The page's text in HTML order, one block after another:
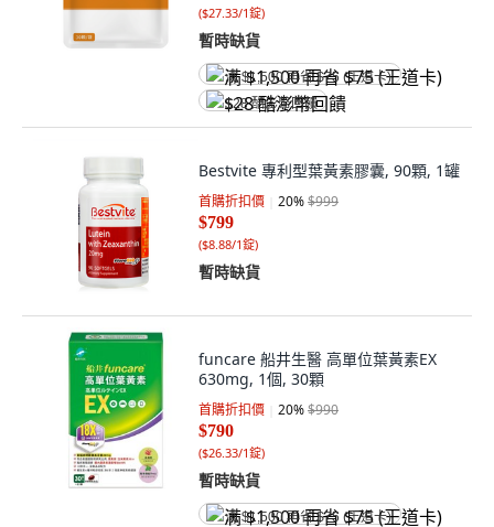
($27.33/1錠)
暫時缺貨
满 $1,500 再省 $75 (王道卡)
$28 酷澎幣回饋
Bestvite 專利型葉黃素膠囊, 90顆, 1罐
首購折扣價 20%$999
$799
($8.88/1錠)
暫時缺貨
funcare 船井生醫 高單位葉黃素EX
630mg, 1個, 30顆
首購折扣價 20%$990
$790
($26.33/1錠)
暫時缺貨
满 $1,500 再省 $75 (王道卡)